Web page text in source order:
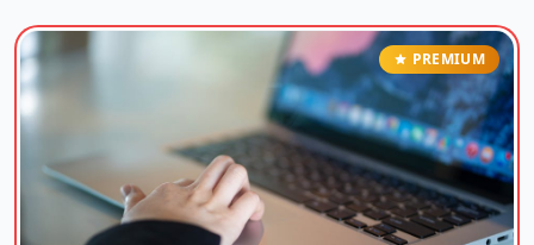
PREMIUM